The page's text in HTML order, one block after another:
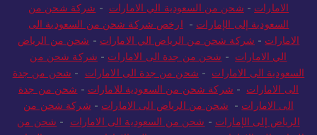
الامارات - شحن من السعودية الي الامارات - شركة شحن من
السعودية إلى الإمارات - ارخص شركة شحن من السعودية الى
الامارات - شركة شحن من الرياض الي الامارات - شحن من الرياض
الي الامارات - شحن من جدة الى الامارات - شركة شحن من
السعودية الى الامارات - شحن من جدة الى الامارات - شحن من جدة
الى الامارات - شركة شحن من السعودية للامارات - شحن من جدة
الى الامارات - شحن من الرياض الى الامارات - شركة شحن من
الرياض إلى الإمارات - شحن من السعودية الى الامارات - شحن من